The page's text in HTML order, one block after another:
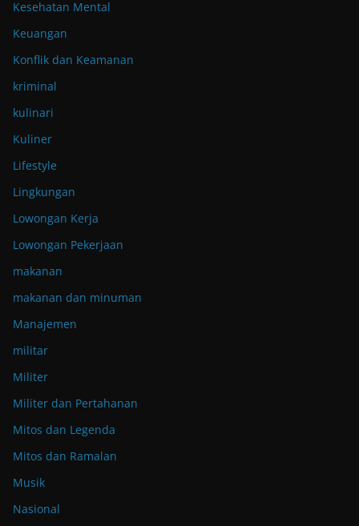
Kesehatan Mental
Keuangan
Konflik dan Keamanan
kriminal
kulinari
Kuliner
Lifestyle
Lingkungan
Lowongan Kerja
Lowongan Pekerjaan
makanan
makanan dan minuman
Manajemen
militar
Militer
Militer dan Pertahanan
Mitos dan Legenda
Mitos dan Ramalan
Musik
Nasional